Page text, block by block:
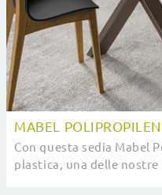
MABEL
Con questa sedia Mabel
plastica, una delle